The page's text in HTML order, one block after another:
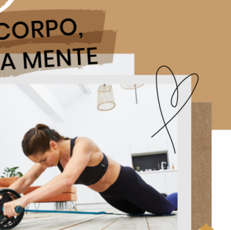
E EVENTOS
da
CULTURA E EVENTOS
Novas marcas a
caminho do